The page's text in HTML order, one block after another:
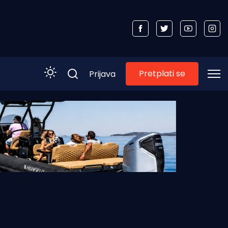
Prijava Pretplati se